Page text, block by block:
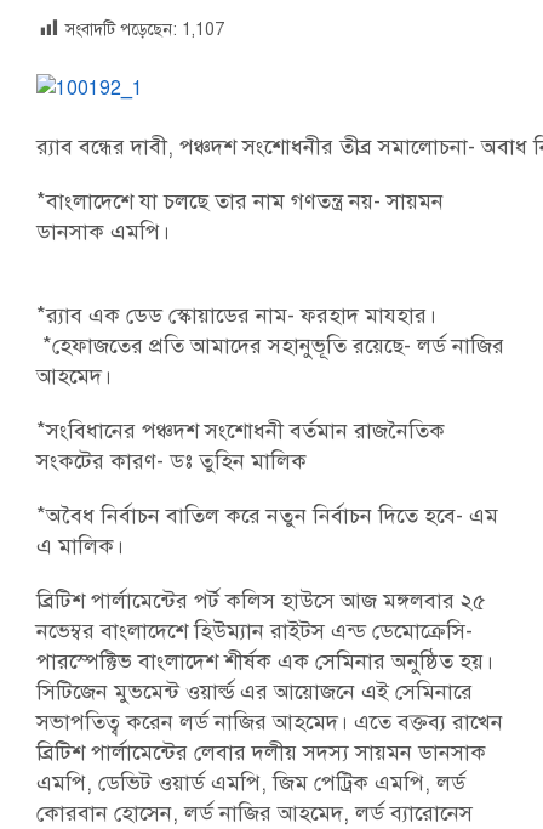
সংবাদটি পড়েছেন: 1,107
র‍্যাব বন্ধের দাবী, পঞ্চদশ সংশোধনীর তীব্র সমালোচনা-
*বাংলাদেশে যা চলছে তার নাম গণতন্ত্র নয়- সায়মন
ডানসাক এমপি।
*র‍্যাব এক ডেড স্কোয়াডের নাম- ফরহাদ মাযহার।
*হেফাজতের প্রতি আমাদের সহানুভূতি রয়েছে- লর্ড নাজির
আহমেদ।
*সংবিধানের পঞ্চদশ সংশোধনী বর্তমান রাজনৈতিক
সংকটের কারণ- ডঃ তুহিন মালিক
*অবৈধ নির্বাচন বাতিল করে নতুন নির্বাচন দিতে হবে- এম
এ মালিক।
ব্রিটিশ পার্লামেন্টের পর্ট কলিস হাউসে আজ মঙ্গলবার ২৫
নভেম্বর বাংলাদেশে হিউম্যান রাইটস এন্ড ডেমোক্রেসি-
পারস্পেক্টিভ বাংলাদেশ শীর্ষক এক সেমিনার অনুষ্ঠিত হয়।
সিটিজেন মুভমেন্ট ওয়ার্ল্ড এর আয়োজনে এই সেমিনারে
সভাপতিত্ব করেন লর্ড নাজির আহমেদ। এতে বক্তব্য রাখেন
ব্রিটিশ পার্লামেন্টের লেবার দলীয় সদস্য সায়মন ডানসাক
এমপি, ডেভিট ওয়ার্ড এমপি, জিম পেট্রিক এমপি, লর্ড
কোরবান হোসেন, লর্ড নাজির আহমেদ, লর্ড ব্যারোনেস